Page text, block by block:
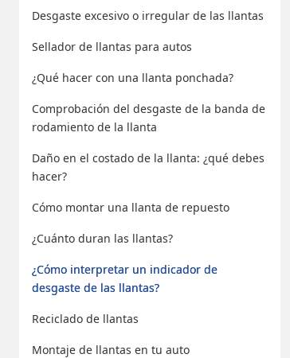
Desgaste excesivo o irregular de las llantas
Sellador de llantas para autos
¿Qué hacer con una llanta ponchada?
Comprobación del desgaste de la banda de
rodamiento de la llanta
Daño en el costado de la llanta: ¿qué debes
hacer?
Cómo montar una llanta de repuesto
¿Cuánto duran las llantas?
¿Cómo interpretar un indicador de
desgaste de las llantas?
Reciclado de llantas
Montaje de llantas en tu auto